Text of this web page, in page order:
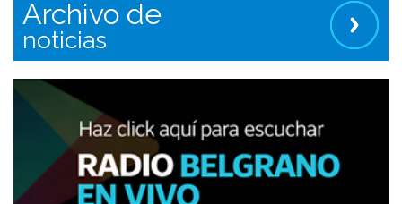
Archivo de
noticias